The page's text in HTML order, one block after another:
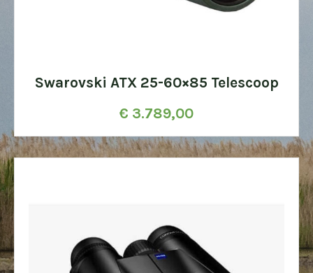
Swarovski ATX 25-60×85 Telescoop
€ 3.789,00